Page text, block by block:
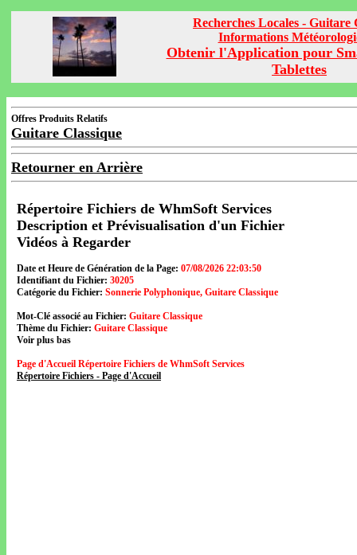
Recherches Locales - Guitare
Informations
Obtenir l'Application pour
Tablettes
Offres Produits Relatifs
Guitare Classique
Retourner en Arrière
Répertoire Fichiers de WhmSoft Services
Description et Prévisualisation d'un Fichier
Vidéos à Regarder
Date et Heure de Génération de la Page: 07/08/2026 22:03:50
Identifiant du Fichier: 30205
Catégorie du Fichier: Sonnerie Polyphonique, Guitare Classique
Mot-Clé associé au Fichier: Guitare Classique
Thème du Fichier: Guitare Classique
Voir plus bas
Page d'Accueil Répertoire Fichiers de WhmSoft Services
Répertoire Fichiers - Page d'Accueil